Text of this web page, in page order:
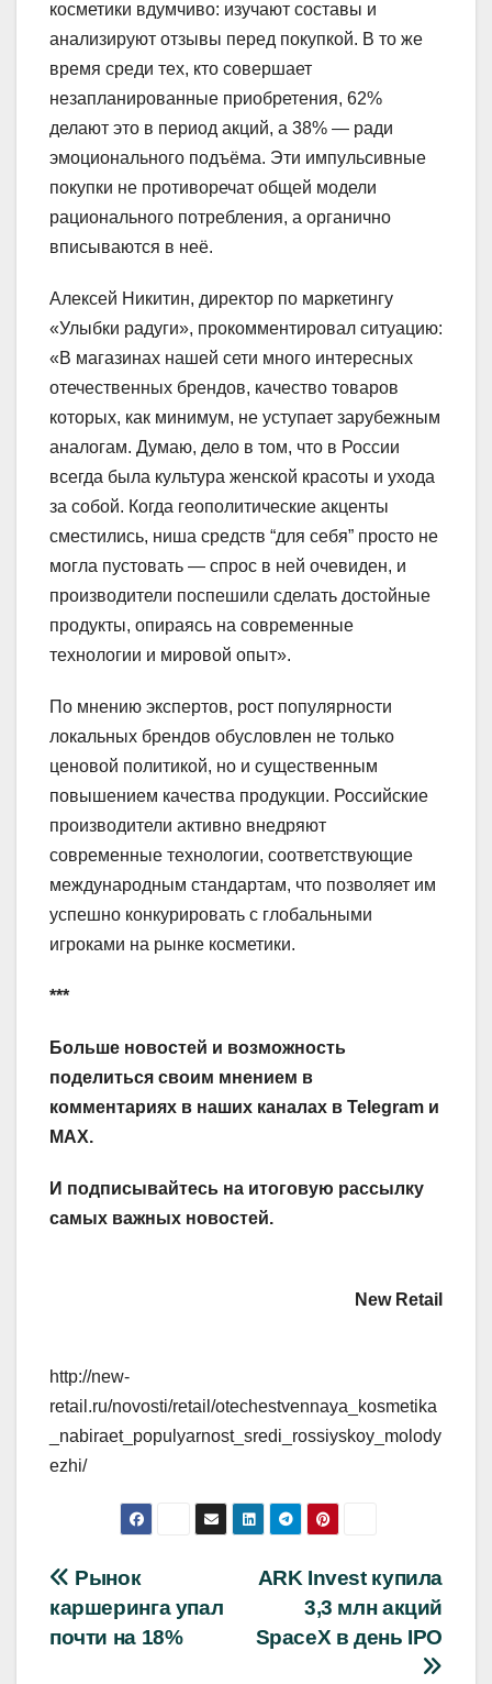
косметики вдумчиво: изучают составы и
анализируют отзывы перед покупкой. В то же
время среди тех, кто совершает
незапланированные приобретения, 62%
делают это в период акций, а 38% — ради
эмоционального подъёма. Эти импульсивные
покупки не противоречат общей модели
рационального потребления, а органично
вписываются в неё.
Алексей Никитин, директор по маркетингу
«Улыбки радуги», прокомментировал ситуацию:
«В магазинах нашей сети много интересных
отечественных брендов, качество товаров
которых, как минимум, не уступает зарубежным
аналогам. Думаю, дело в том, что в России
всегда была культура женской красоты и ухода
за собой. Когда геополитические акценты
сместились, ниша средств “для себя” просто не
могла пустовать — спрос в ней очевиден, и
производители поспешили сделать достойные
продукты, опираясь на современные
технологии и мировой опыт».
По мнению экспертов, рост популярности
локальных брендов обусловлен не только
ценовой политикой, но и существенным
повышением качества продукции. Российские
производители активно внедряют
современные технологии, соответствующие
международным стандартам, что позволяет им
успешно конкурировать с глобальными
игроками на рынке косметики.
***
Больше новостей и возможность
поделиться своим мнением в
комментариях в наших каналах в Telegram и
MAX.
И подписывайтесь на итоговую рассылку
самых важных новостей.
New Retail
http://new-
retail.ru/novosti/retail/otechestvennaya_kosmetika
_nabiraet_populyarnost_sredi_rossiyskoy_molody
ezhi/
Навигация
по
ARK Invest купила
3,3 млн акций
SpaceX в день IPO
Рынок
каршеринга упал
почти на 18%